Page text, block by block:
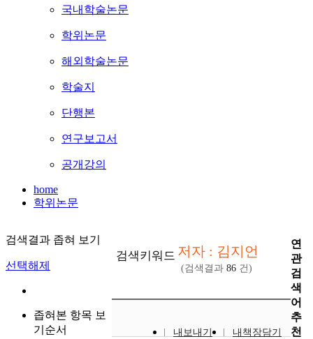
국내학술논문
학위논문
해외학술논문
학술지
단행본
연구보고서
공개강의
home
학위논문
검색결과 좁혀 보기
선택해제
좁혀본 항목 보
기순서
검색키워드 저자 : 김지언
(검색결과 86 건)
내보내기
내책장담기
연
관
검
색
어
추
천